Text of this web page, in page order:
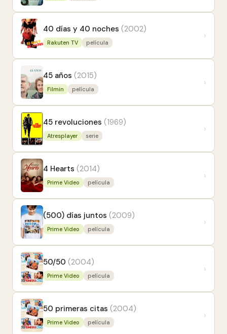
40 días y 40 noches (2002)
Rakuten TV película
›
45 años (2015)
Filmin película
›
45 revoluciones (1969)
Atresplayer serie
›
4 Hearts (2014)
Prime Video película
›
(500) días juntos (2009)
Prime Video película
›
50/50 (2004)
Prime Video película
›
50 primeras citas (2004)
Prime Video película
›